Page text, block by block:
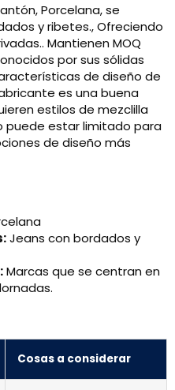
Porcelana, se
y ribetes., Ofreciendo
Mantienen MOQ
por sus sólidas
de diseño de
es una buena
estilos de mezclilla
estar limitado para
de diseño más
Jeans con bordados y
Marcas que se centran en
Cosas a considerar